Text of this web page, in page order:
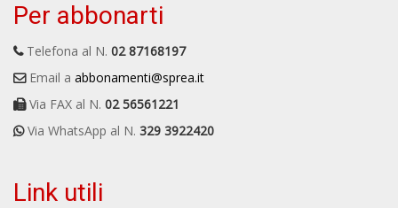
Per abbonarti
Telefona al N. 02 87168197
Email a abbonamenti@sprea.it
Via FAX al N. 02 56561221
Via WhatsApp al N. 329 3922420
Link utili